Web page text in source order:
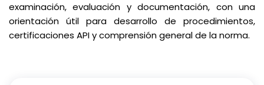
examinación, evaluación y documentación, con una
orientación útil para desarrollo de procedimientos,
certificaciones API y comprensión general de la norma.